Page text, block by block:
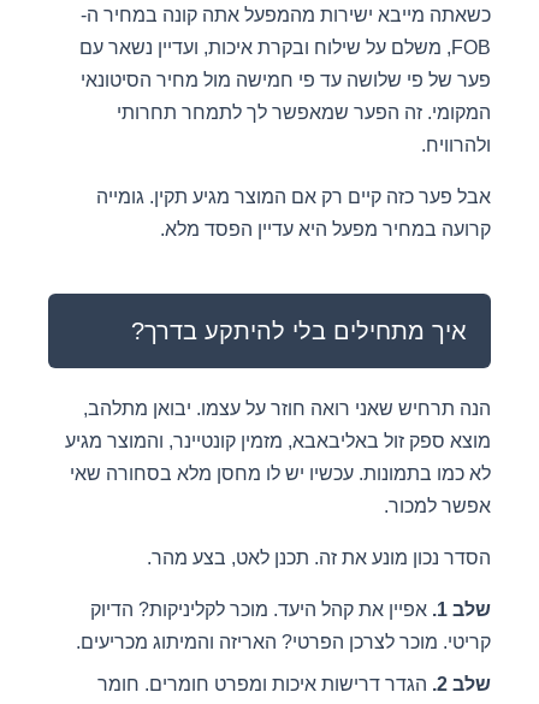
כשאתה מייבא ישירות מהמפעל אתה קונה במחיר ה-
FOB, משלם על שילוח ובקרת איכות, ועדיין נשאר עם
פער של פי שלושה עד פי חמישה מול מחיר הסיטונאי
המקומי. זה הפער שמאפשר לך לתמחר תחרותי
ולהרוויח.
אבל פער כזה קיים רק אם המוצר מגיע תקין. גומייה
קרועה במחיר מפעל היא עדיין הפסד מלא.
איך מתחילים בלי להיתקע בדרך?
הנה תרחיש שאני רואה חוזר על עצמו. יבואן מתלהב,
מוצא ספק זול באליבאבא, מזמין קונטיינר, והמוצר מגיע
לא כמו בתמונות. עכשיו יש לו מחסן מלא בסחורה שאי
אפשר למכור.
הסדר נכון מונע את זה. תכנן לאט, בצע מהר.
שלב 1.
אפיין את קהל היעד. מוכר לקליניקות? הדיוק
קריטי. מוכר לצרכן הפרטי? האריזה והמיתוג מכריעים.
שלב 2.
הגדר דרישות איכות ומפרט חומרים. חומר